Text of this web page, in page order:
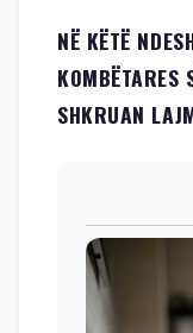
NË KËTË
KOMBËTARES
SHKRUAN